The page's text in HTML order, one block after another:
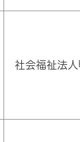
社会福祉法